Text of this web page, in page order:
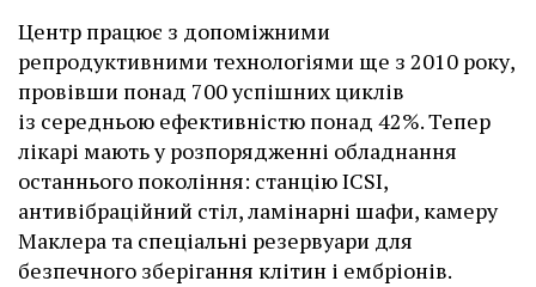
Центр працює з допоміжними
репродуктивними технологіями ще з 2010 року,
провівши понад 700 успішних циклів
із середньою ефективністю понад 42%. Тепер
лікарі мають у розпорядженні обладнання
останнього покоління: станцію ІCSI,
антивібраційний стіл, ламінарні шафи, камеру
Маклера та спеціальні резервуари для
безпечного зберігання клітин і ембріонів.